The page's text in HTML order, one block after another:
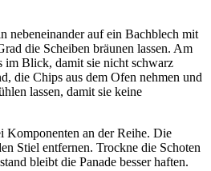
nebeneinander auf ein Bachblech mit
die Scheiben bräunen lassen. Am
im Blick, damit sie nicht schwarz
die Chips aus dem Ofen nehmen und
lassen, damit sie keine
Komponenten an der Reihe. Die
Stiel entfernen. Trockne die Schoten
bleibt die Panade besser haften.